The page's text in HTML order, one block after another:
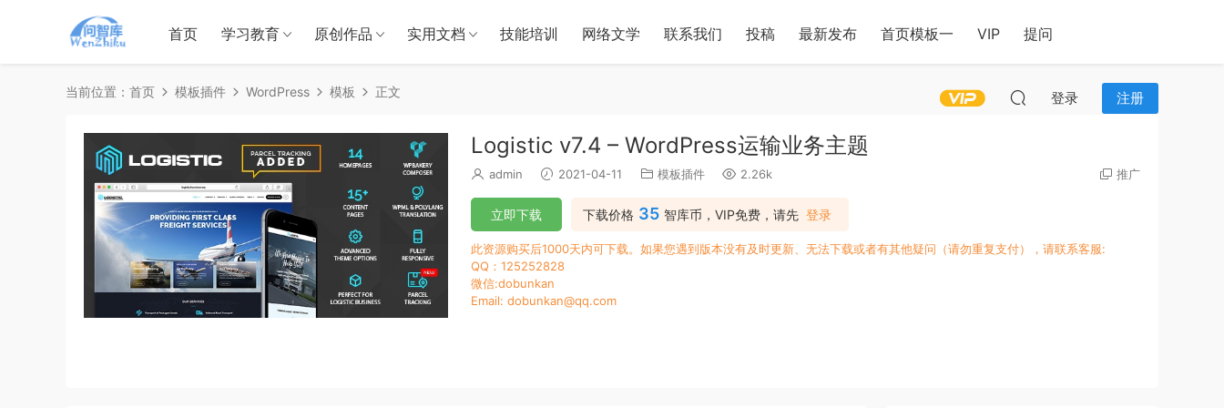
首页 学习教育 原创作品 实用文档 技能培训 网络文学 联系我们 投稿 最新发布 首页模板一 VIP 提问
登录 注册
当前位置： 首页 模板插件 WordPress 模板 正文
Logistic v7.4 – WordPress运输业务主题
admin 2021-04-11 模板插件 2.26k 推广
下载价格 35 智库币，VIP免费，请先 登录
立即下载
此资源购买后1000天内可下载。如果您遇到版本没有及时更新、无法下载或者有其他疑问（请勿重复支付），请联系客服:
QQ：125252828
微信:dobunkan
Email: dobunkan@qq.com